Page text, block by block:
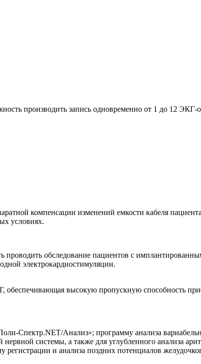
производить запись одновременно от 1 до 12 ЭКГ-
компенсации изменений емкости кабеля
условиях.
обследование пациентов с
электрокардиостимуляции.
высокую пропускную способность
Спектр.NET/Анализ»; программу анализа
системы, а также для углубленного анализа
и анализа поздних потенциалов